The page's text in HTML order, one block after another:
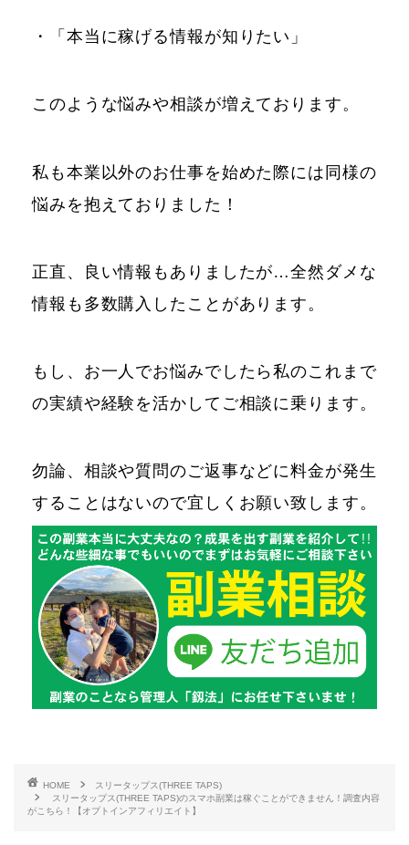
・「本当に稼げる情報が知りたい」
このような悩みや相談が増えております。
私も本業以外のお仕事を始めた際には同様の
悩みを抱えておりました！
正直、良い情報もありましたが…全然ダメな
情報も多数購入したことがあります。
もし、お一人でお悩みでしたら私のこれまで
の実績や経験を活かしてご相談に乗ります。
勿論、相談や質問のご返事などに料金が発生
することはないので宜しくお願い致します。
HOME
スリータップス(THREE TAPS)
スリータップス(THREE TAPS)のスマホ副業は稼ぐことができません！調査内容
がこちら！【オプトインアフィリエイト】